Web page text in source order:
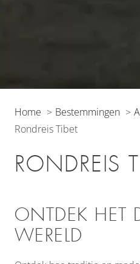
Home Bestemmingen
Rondreis Tibet
RONDREIS
ONTDEK HET
WERELD